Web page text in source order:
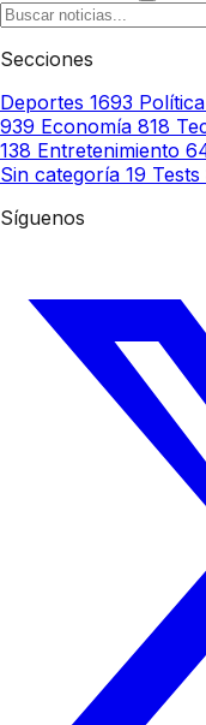
Secciones
Deportes 1693 Política
939 Economía 818
138 Entretenimiento
Sin categoría 19 Tests
Síguenos